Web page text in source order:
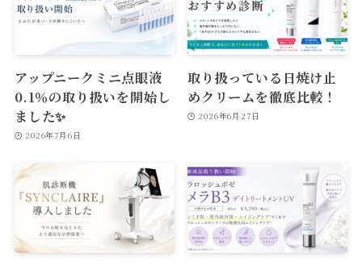
アップニークミニ点眼液
0.1％の取り扱いを開始し
ました✨
2026年7月6日
取り扱っている日焼け止
めクリームを徹底比較！
2026年6月27日